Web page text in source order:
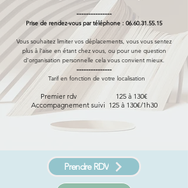
---------------
Prise de rendez-vous par téléphone : 06.60.31.55.15
Vous souhaitez limiter vos déplacements, vous vous sentez
plus à l'aise en étant chez vous, ou pour une question
d'organisation personnelle cela vous convient mieux.
---------------
Tarif en fonction de votre localisation
Premier rdv 125 à 130€
Accompagnement suivi 125 à 130€/1h30
Prendre RDV